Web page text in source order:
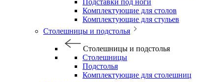
Подставки под ноги
Комплектующие для столов
Комплектующие для стульев
Столешницы и подстолья
Столешницы и подстолья
Столешницы
Подстолья
Комплектующие для столешниц